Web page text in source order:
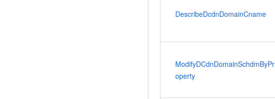
DescribeDcdnDomainCname
ModifyDCdnDomainSchdmByPr
operty